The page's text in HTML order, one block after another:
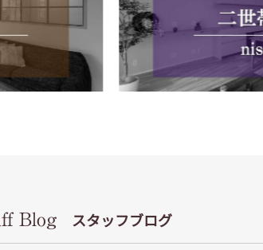
Blog スタッフブログ